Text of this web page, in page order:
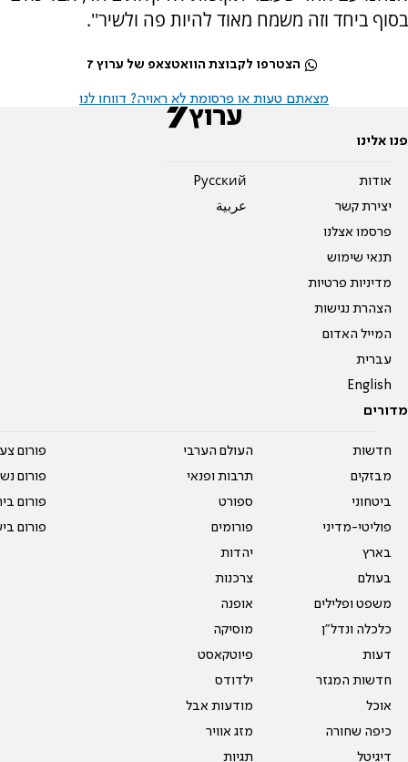
בסוף ביחד וזה משמח מאוד להיות פה ולשיר''.
הצטרפו לקבוצת הוואטצאפ של ערוץ 7
מצאתם טעות או פרסומת לא ראויה? דווחו לנו
פנו אלינו
אודות
יצירת קשר
פרסמו אצלנו
תנאי שימוש
מדיניות פרטיות
הצהרת נגישות
המייל האדום
עברית
English
Pусский
عربية
מדורים
חדשות
מבזקים
ביטחוני
פוליטי-מדיני
בארץ
בעולם
משפט ופלילים
כלכלה ונדל"ן
דעות
חדשות המגזר
אוכל
כיפה שחורה
דיגיטל
העולם הערבי
תרבות ופנאי
ספורט
פורומים
יהדות
צרכנות
אופנה
מוסיקה
פיוטקאסט
ילדודס
מודעות אבל
מזג אוויר
תגיות
פורום
פורום
פורום
פורום